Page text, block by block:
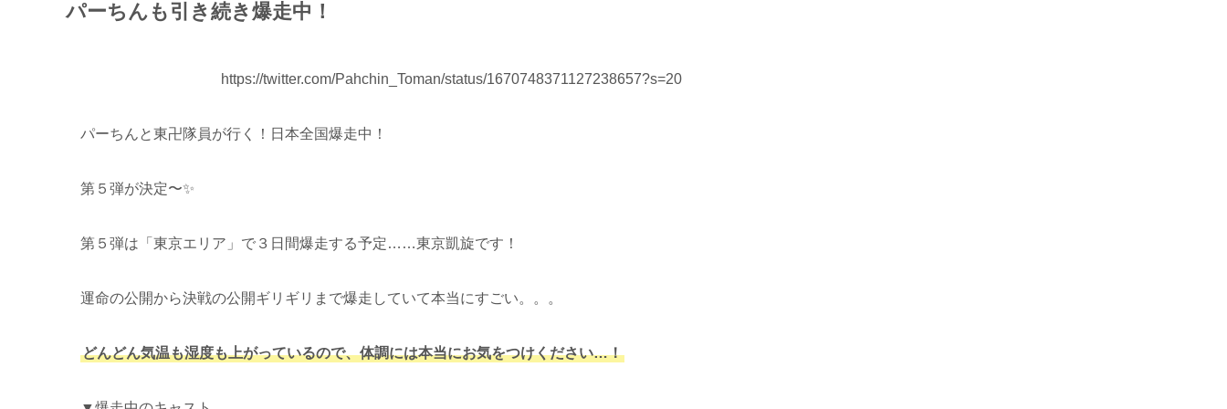
パーちんも引き続き爆走中！
https://twitter.com/Pahchin_Toman/status/1670748371127238657?s=20
パーちんと東卍隊員が行く！日本全国爆走中！
第５弾が決定〜✨
第５弾は「東京エリア」で３日間爆走する予定……東京凱旋です！
運命の公開から決戦の公開ギリギリまで爆走していて本当にすごい。。。
どんどん気温も湿度も上がっているので、体調には本当にお気をつけください…！